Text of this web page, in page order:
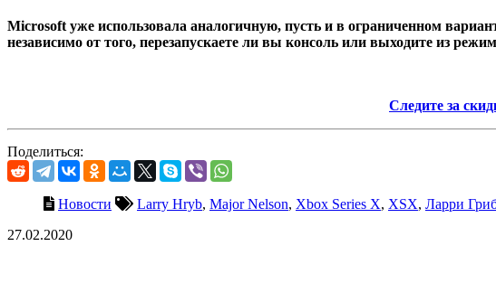
Microsoft уже использовала аналогичную, пусть и в ограниченном
независимо от того, перезапускаете ли вы консоль или выходите из
Следите за
Поделиться:
Новости Larry Hryb, Major Nelson, Xbox Series X, XSX, Ларри
27.02.2020